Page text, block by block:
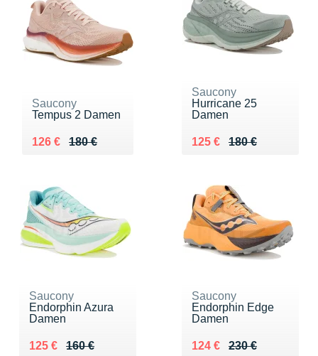
Saucony
Tempus 2 Damen
180 €
Au lieu de 180 €
126 €
Vendu 126 €
Saucony
Hurricane 25
Damen
180 €
Au lieu de 180 €
125 €
Vendu 125 €
Saucony
Endorphin Azura
Damen
160 €
Au lieu de 160 €
125 €
Vendu 125 €
Saucony
Endorphin Edge
Damen
230 €
Au lieu de 230 €
124 €
Vendu 124 €